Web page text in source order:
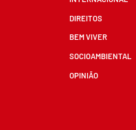
DIREITOS
BEM VIVER
SOCIOAMBIENTAL
OPINIÃO